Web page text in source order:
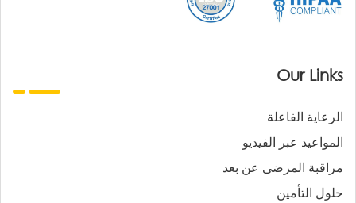
Our Links
الرعاية الفاعلة
المواعيد عبر الفيديو
مراقبة المرضى عن بعد
حلول التأمين